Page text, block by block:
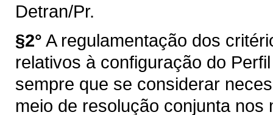
Detran/Pr.
§2° A regulamentação dos
relativos à configuração do
sempre que se considerar
meio de resolução conjunta